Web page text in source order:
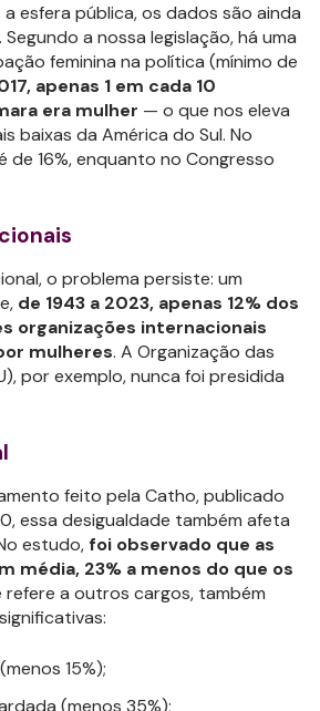
esfera pública, os dados são ainda
a nossa legislação, há uma
feminina na política (mínimo de
apenas 1 em cada 10
era mulher — o que nos eleva
baixas da América do Sul. No
de 16%, enquanto no Congresso
o problema persiste: um
de 1943 a 2023, apenas 12% dos
organizações internacionais
mulheres. A Organização das
por exemplo, nunca foi presidida
feito pela Catho, publicado
essa desigualdade também afeta
estudo,foi observado que as
média, 23% a menos do que os
refere a outros cargos, também
15%);
(menos 35%);